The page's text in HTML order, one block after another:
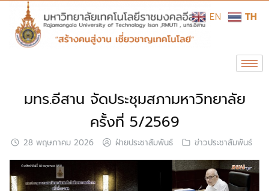
มทร.อีสาน จัดประชุมสภามหาวิทยาลัย
ครั้งที่ 5/2569
28 พฤษภาคม 2026 ฝ่ายประชาสัมพันธ์ ข่าวประชาสัมพันธ์
EN TH